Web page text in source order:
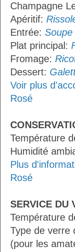
Champagne
Apéritif:
Entrée:
Plat principal:
Fromage:
Dessert:
Voir plus
Rosé
Température
Humidité
Plus
Rosé
SERVICE DU
Température
Type de verre
(pour les